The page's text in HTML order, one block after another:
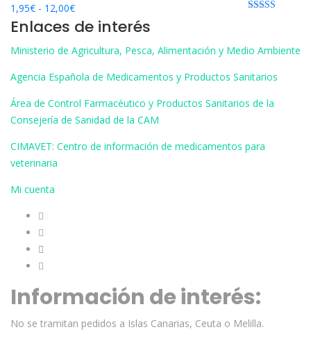
1,95€ - 12,00€Rango
de
desde
1,95€
12,00€
Enlaces de interés
Ministerio de Agricultura, Pesca, Alimentación y Medio Ambiente
Agencia Española de Medicamentos y Productos Sanitarios
Área de Control Farmacéutico y Productos Sanitarios de la
Consejería de Sanidad de la CAM
CIMAVET: Centro de información de medicamentos para
veterinaria
Mi cuenta
Información de interés:
No se tramitan pedidos a Islas Canarias, Ceuta o Melilla.